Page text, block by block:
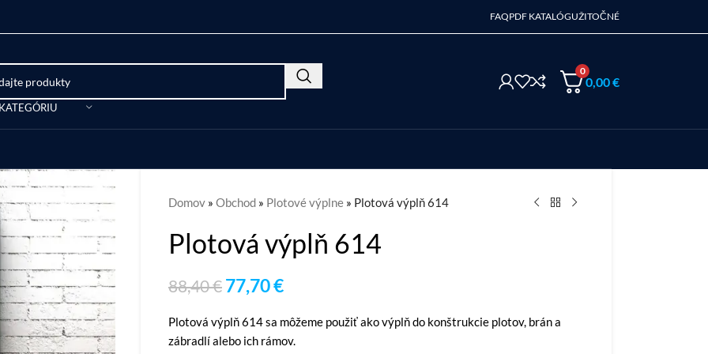
FAQPDF KATALÓGUŽITOČNÉ
0
0,00€
Domov» Obchod» Plotové výplne» Plotová výplň 614
Plotová výplň 614
88,40€ 77,70€
Plotová výplň 614 sa môžeme použiť ako výplň do konštrukcie plotov, brán a
zábradlí alebo ich rámov.